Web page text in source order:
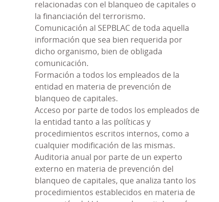
relacionadas con el blanqueo de capitales o
la financiación del terrorismo.
Comunicación al SEPBLAC de toda aquella
información que sea bien requerida por
dicho organismo, bien de obligada
comunicación.
Formación a todos los empleados de la
entidad en materia de prevención de
blanqueo de capitales.
Acceso por parte de todos los empleados de
la entidad tanto a las políticas y
procedimientos escritos internos, como a
cualquier modificación de las mismas.
Auditoria anual por parte de un experto
externo en materia de prevención del
blanqueo de capitales, que analiza tanto los
procedimientos establecidos en materia de
requerimientos exigidos por la legislación penal
sino también por lo dispuesto en la Norma UNE
19601 relativa a Sistemas de Gestión de
Compliance Penal.
Sistema de Gestión de Cumplimiento Penal
de aplicación a Caja Rural de Aragón S.C.C..
De conformidad con la Norma UNE 19601, el
Consejo de Administración de Caja Rural de
Aragón S.C.C. ha aprobado unaPolítica de
Cumplimiento Penalcuyos principios
fundamentales son los siguientes:
Actuarconforme a las leyes y normas
vigentes, así como al Código de Conducta, a
los principios de actuación y a las políticas y